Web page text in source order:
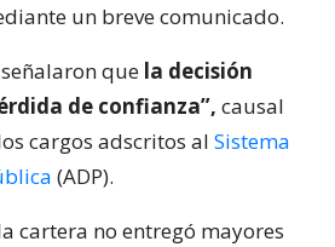
un breve comunicado.
que la decisión
de confianza”, causal
cargos adscritos al Sistema
(ADP).
cartera no entregó mayores